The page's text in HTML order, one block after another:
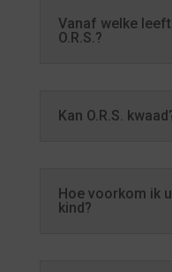
Vanaf welke
O.R.S.?
Kan O.R.S.
Hoe voorkom ik
kind?